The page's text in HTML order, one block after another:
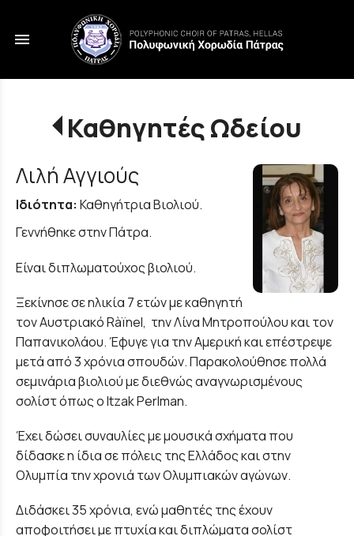
menu
Καθηγητές Ωδείου
Λιλή Αγγιούς
Ιδιότητα: Καθηγήτρια Βιολιού.
Γεννήθηκε στην Πάτρα.
Είναι διπλωματούχος βιολιού.
Ξεκίνησε σε ηλικία 7 ετών με καθηγητή
τον Αυστριακό Ràïnel, την Λίνα Μητροπούλου και τον
Παπανικολάου. Έφυγε για την Αμερική και επέστρεψε
μετά από 3 χρόνια σπουδών. Παρακολούθησε πολλά
σεμινάρια βιολιού με διεθνώς αναγνωρισμένους
σολίστ όπως ο Itzak Perlman.
Έχει δώσει συναυλίες με μουσικά σχήματα που
δίδασκε η ίδια σε πόλεις της Ελλάδος και στην
Ολυμπία την χρονιά των Ολυμπιακών αγώνων.
Διδάσκει 35 χρόνια, ενώ μαθητές της έχουν
αποφοιτήσει με πτυχία και διπλώματα σολίστ